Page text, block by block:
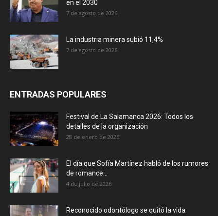
en el 2030
7 de agosto de 2026
La industria minera subió 11,4%
7 de agosto de 2026
ENTRADAS POPULARES
Festival de La Salamanca 2026: Todos los
detalles de la organización
28 de enero de 2026
El día que Sofía Martínez habló de los rumores
de romance...
4 de julio de 2026
Reconocido odontólogo se quitó la vida